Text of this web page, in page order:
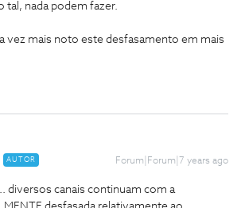
tal, nada podem fazer.
vez mais noto este desfasamento em mais
AUTOR Forum|Forum|7 years ago
diversos canais continuam com a